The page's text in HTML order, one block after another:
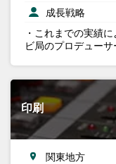
成長戦略
・これまでの実績
ビ局のプロデュー
印刷
関東地方